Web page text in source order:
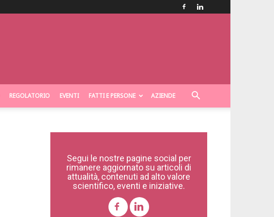
REGOLATORIO EVENTI FATTI E PERSONE AZIENDE
Segui le nostre pagine social per
rimanere aggiornato su articoli di
attualità, contenuti ad alto valore
scientifico, eventi e iniziative.